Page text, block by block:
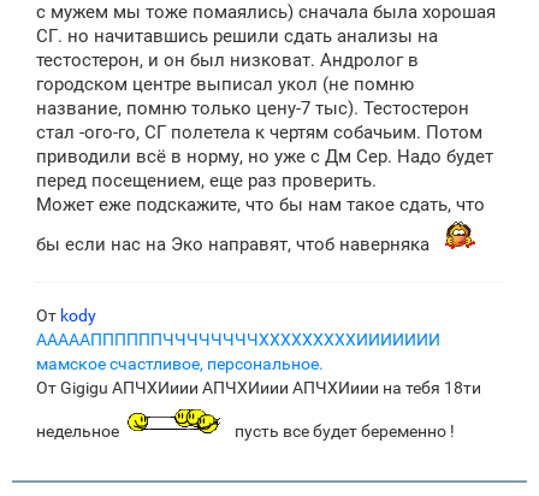
с мужем мы тоже помаялись) сначала была хорошая
СГ. но начитавшись решили сдать анализы на
тестостерон, и он был низковат. Андролог в
городском центре выписал укол (не помню
название, помню только цену-7 тыс). Тестостерон
стал -ого-го, СГ полетела к чертям собачьим. Потом
приводили всё в норму, но уже с Дм Сер. Надо будет
перед посещением, еще раз проверить.
Может еже подскажите, что бы нам такое сдать, что
бы если нас на Эко направят, чтоб наверняка
От kody
АААААППППППЧЧЧЧЧЧЧЧХХХХХХХХХИИИИИИИ
мамское счастливое, персональное.
От Gigigu АПЧХИиии АПЧХИиии АПЧХИиии на тебя 18ти
недельное пусть все будет беременно !